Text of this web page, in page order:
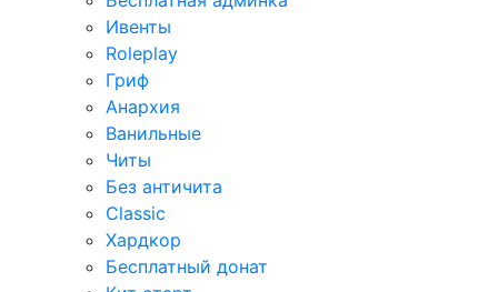
Ивенты
Roleplay
Гриф
Анархия
Ванильные
Читы
Без античита
Classic
Хардкор
Бесплатный донат